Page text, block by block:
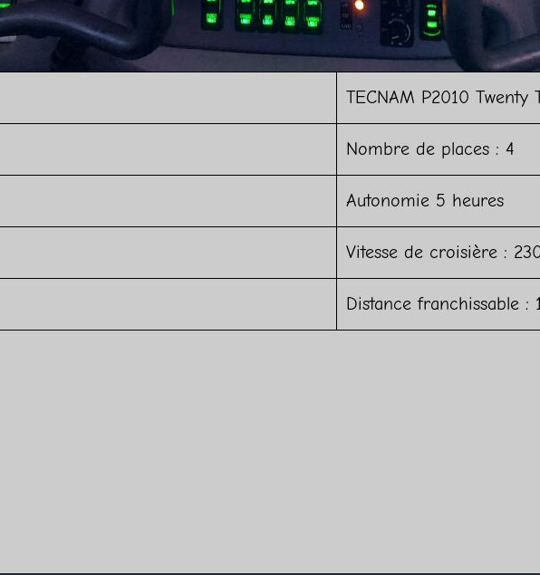
TECNAM P2010 Twenty
Nombre de places : 4
Autonomie 5 heures
Vitesse de croisière :
Distance franchissable :